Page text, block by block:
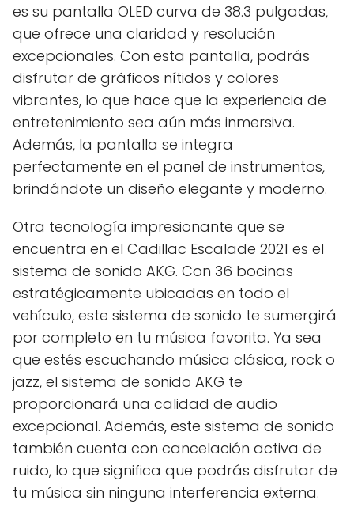
es su pantalla OLED curva de 38.3 pulgadas,
que ofrece una claridad y resolución
excepcionales. Con esta pantalla, podrás
disfrutar de gráficos nítidos y colores
vibrantes, lo que hace que la experiencia de
entretenimiento sea aún más inmersiva.
Además, la pantalla se integra
perfectamente en el panel de instrumentos,
brindándote un diseño elegante y moderno.
Otra tecnología impresionante que se
encuentra en el Cadillac Escalade 2021 es el
sistema de sonido AKG. Con 36 bocinas
estratégicamente ubicadas en todo el
vehículo, este sistema de sonido te sumergirá
por completo en tu música favorita. Ya sea
que estés escuchando música clásica, rock o
jazz, el sistema de sonido AKG te
proporcionará una calidad de audio
excepcional. Además, este sistema de sonido
también cuenta con cancelación activa de
ruido, lo que significa que podrás disfrutar de
tu música sin ninguna interferencia externa.